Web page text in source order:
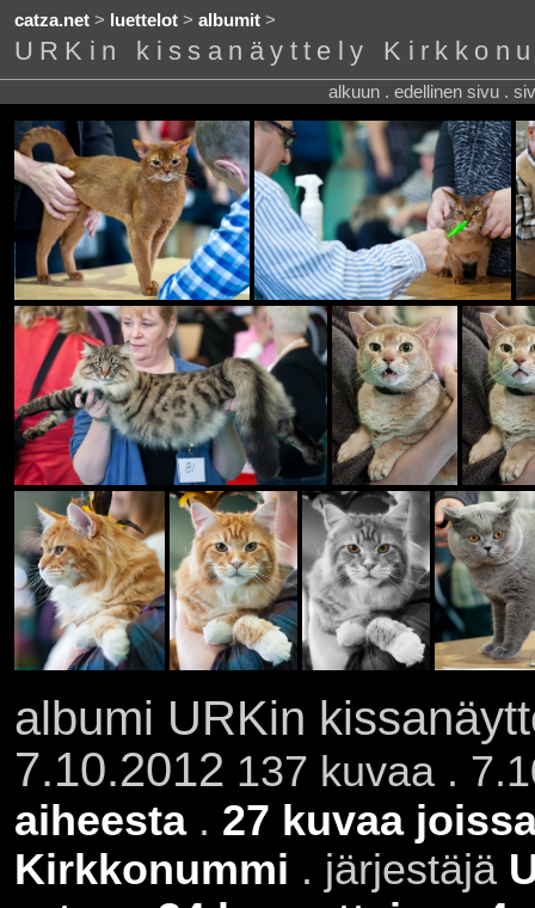
catza.net> luettelot> albumit>
URKin kissanäyttely
alkuun . edellinen sivu .
albumi URKin
7.10.2012 137 kuvaa .
aiheesta. 27 kuvaa
Kirkkonummi . järjestäjä